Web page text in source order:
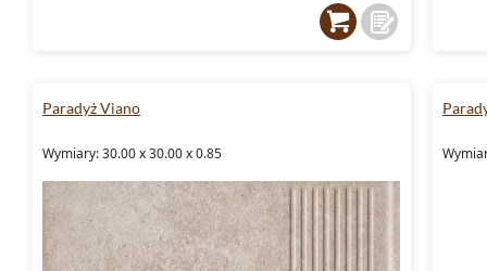
Paradyż Viano
Wymiary: 30.00 x 30.00 x 0.85